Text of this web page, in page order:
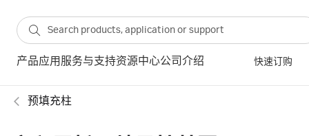
产品应用 服务与支持资源中心公司介绍 快速订购
预填充柱